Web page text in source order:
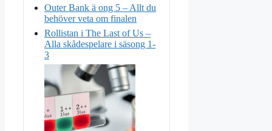
Outer Bank ä ong 5 – Allt du
behöver veta om finalen
Rollistan i The Last of Us –
Alla skådespelare i säsong 1-
3